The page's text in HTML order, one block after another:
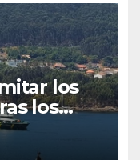
los
los